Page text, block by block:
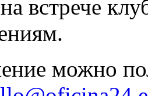
встрече
можно